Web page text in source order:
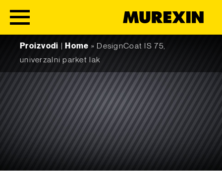
Proizvodi
Home » DesignCoat IS 75,
univerzalni parket lak